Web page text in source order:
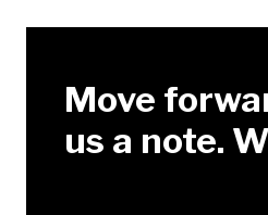
Move
us a note.